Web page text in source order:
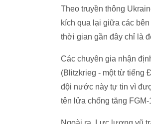
Theo truyền thông
kích qua lại giữa các
thời gian gần đây chỉ là
Các chuyên gia nhận
(Blitzkrieg - một từ tiếng
đội nước này tự tin vì
tên lửa chống tăng